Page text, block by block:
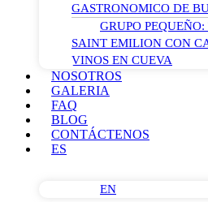
GASTRONOMICO DE
GRUPO
SAINT EMILION CON
VINOS EN CUEVA
NOSOTROS
GALERIA
FAQ
BLOG
CONTÁCTENOS
ES
EN